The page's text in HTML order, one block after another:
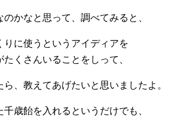
かなと思って、調べてみると、
りに使うというアイディアを
くさんいることをしって、
、教えてあげたいと思いましたよ。
歳飴を入れるというだけでも、